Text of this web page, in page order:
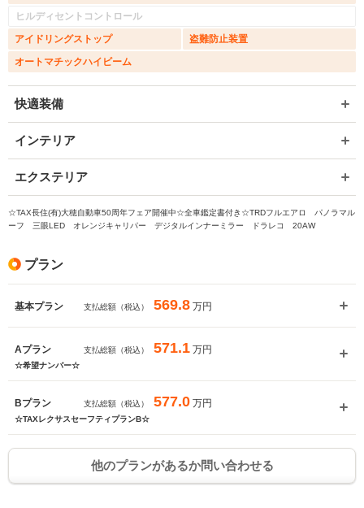
ヒルディセントコントロール
アイドリングストップ
盗難防止装置
オートマチックハイビーム
快適装備
インテリア
エクステリア
☆TAX長住(有)大穂自動車50周年フェア開催中☆全車鑑定書付き☆TRDフルエアロ パノラマル
ーフ 三眼LED オレンジキャリパー デジタルインナーミラー ドラレコ 20AW
プラン
基本プラン 支払総額（税込） 569.8 万円
Aプラン 支払総額（税込） 571.1 万円
☆希望ナンバー☆
Bプラン 支払総額（税込） 577.0 万円
☆TAXレクサスセーフティプランB☆
他のプランがあるか問い合わせる